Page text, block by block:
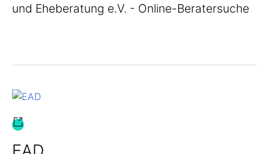
und Eheberatung e.V. - Online-Beratersuche